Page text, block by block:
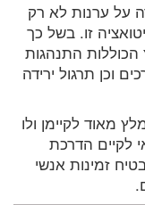
על ערנות לא רק
זו. בשל כך
התנהגות
וכן תרגול ירידה
מאוד לקיימן ולו
לקיים הדרכת
זמינות אנשי